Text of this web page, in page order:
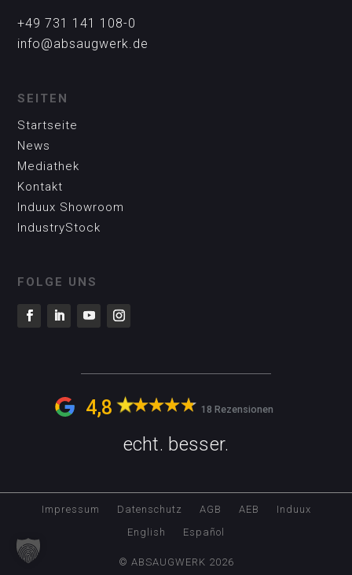
+49 731 141 108-0
info@absaugwerk.de
SEITEN
Startseite
News
Mediathek
Kontakt
Induux Showroom
IndustryStock
FOLGE UNS
4,8 18 Rezensionen
echt. besser.
Impressum Datenschutz AGB AEB
Induux
English
Español
© ABSAUGWERK 2026